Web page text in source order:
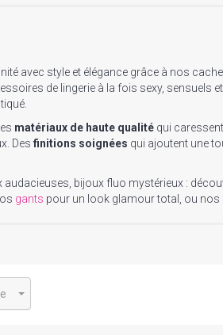
avec style et élégance grâce à nos
de lingerie à la fois sexy, sensuels
matériaux de haute qualité qui
Des finitions soignées qui ajoutent une
bijoux fluo mystérieux :
gants pour un look glamour total, ou nos